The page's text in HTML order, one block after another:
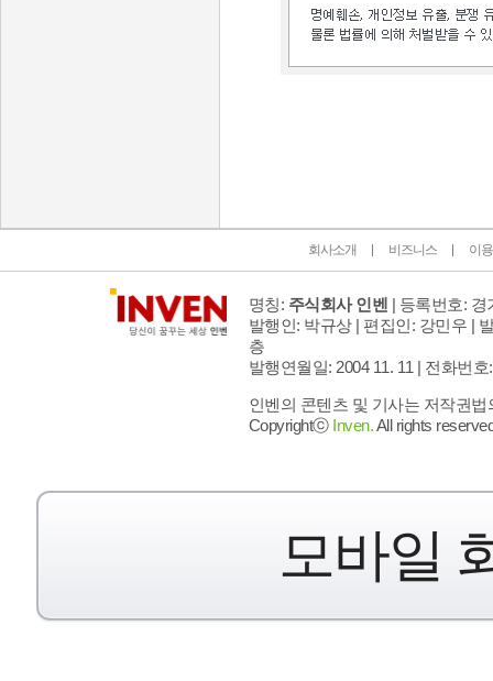
회사소개 비즈니스 이
명칭: 주식회사 인벤 | 등록번호: 경
발행인: 박규상 | 편집인: 강민우 |
층
발행연월일: 2004 11. 11 | 전화번호
인벤의 콘텐츠 및 기사는 저작권
Copyrightⓒ Inven.All rights
모바일